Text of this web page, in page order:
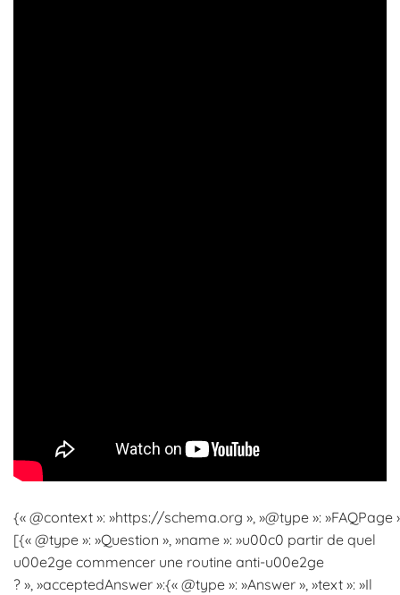
{« @context »: »https://schema.org », »@type »: »FAQPage
[{« @type »: »Question », »name »: »u00c0 partir de quel
u00e2ge commencer une routine anti-u00e2ge
? », »acceptedAnswer »:{« @type »: »Answer », »text »: »Il